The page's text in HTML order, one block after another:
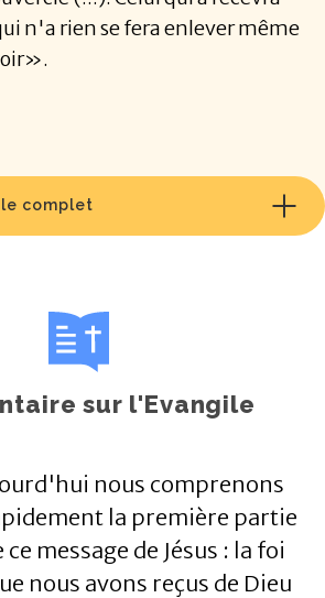
n'a rien se fera enlever même
complet
sur l'Evangile
nous comprenons
la première partie
ce message de Jésus : la foi
nous avons reçus de Dieu